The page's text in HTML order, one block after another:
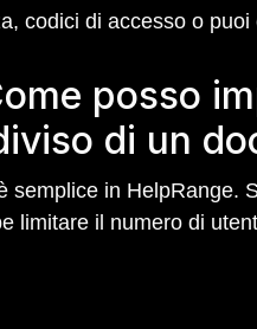
codici di accesso o
posso
di un
semplice in HelpRange.
limitare il numero di